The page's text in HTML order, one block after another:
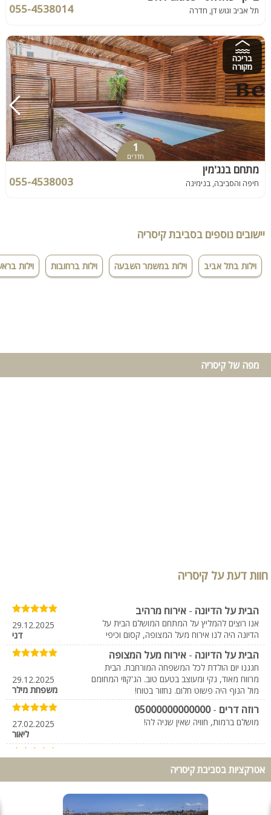
תל אביב וגוש דן, חדרה 055-4538014
בריכה
מקורה
1
חדרים
מתחם בנג'מין
חיפה והסביבה, בנימינה 055-4538003
יישובים נוספים בסביבת קיסריה
וילות בתל אביב וילות במשמר השבעה וילות ברחובות וילות
מפה של קיסריה
חוות דעת על קיסריה
הבית על הדיונה - אירוח מרהיב
אנו רוצים להמליץ על המתחם המושלם הבית על
הדיונה היה לנו אירוח מעל המצופה, קסום וכיפי
29.12.2025
דני
הבית על הדיונה - אירוח מעל המצופה
חגגנו יום הולדת לכל המשפחה המורחבת. הבית
מרווח מאוד, נקי ומעוצב בטעם טוב. הג'קוזי המחומם
מול הנוף היה פשוט חלום. נחזור בטוח!
29.12.2025
משפחת מילר
רוזה דרים -
05000000000000
מושלם ברמות, חוויה שאין שניה לה!
27.02.2025
ליאור
פינוק אין סופי כל מה שציפינו לו היה! פשוט מדהים
וילה מדהימה
היה מושלם, ממליצה בחום לכולם!
אטרקציות בסביבת קיסריה